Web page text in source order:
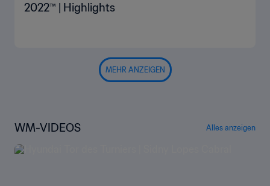
2022™ | Highlights
MEHR ANZEIGEN
WM-VIDEOS Alles anzeigen